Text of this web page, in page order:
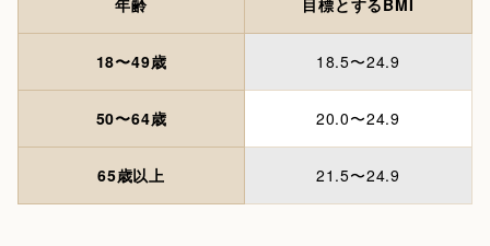
年齢 目標とするBMI
18〜49歳 18.5〜24.9
50〜64歳 20.0〜24.9
65歳以上 21.5〜24.9